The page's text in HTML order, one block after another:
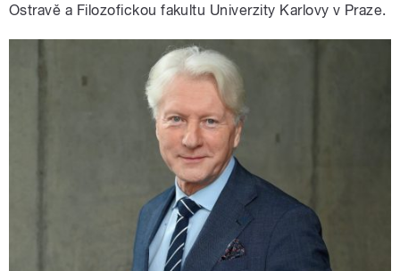
Ostravě a Filozofickou fakultu Univerzity Karlovy v Praze.